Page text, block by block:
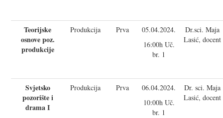
Teorijske
osnove poz.
produkcije
Produkcija Prva
05.04.2024.
16:00h Uč.
br. 1
Dr.sci. Maja
Lasić, docent
Svjetsko
pozorište i
drama I
Produkcija Prva
06.04.2024.
10:00h Uč.
br. 1
Dr. sci. Maja
Lasić, docent